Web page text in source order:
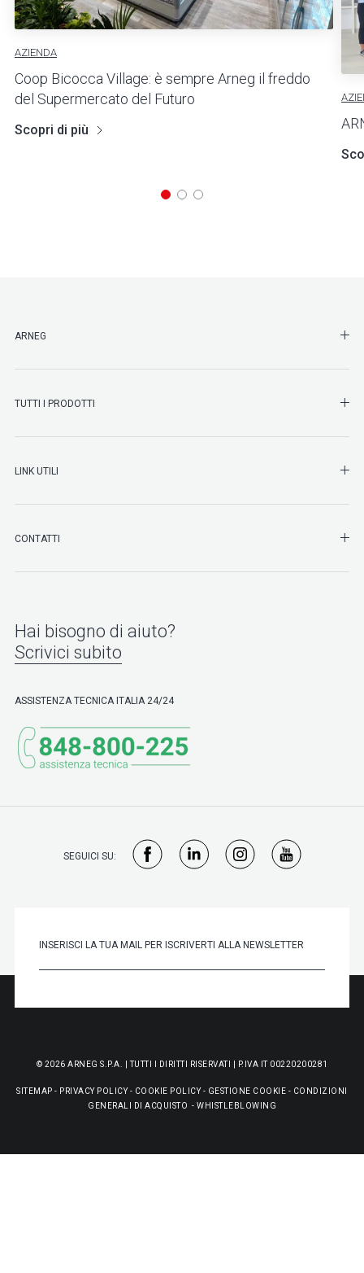
AZIENDA
Coop Bicocca Village: è sempre Arneg il freddo
del Supermercato del Futuro
Scopri di più
ARNEG
TUTTI I PRODOTTI
LINK UTILI
CONTATTI
Hai bisogno di aiuto?
Scrivici subito
ASSISTENZA TECNICA ITALIA 24/24
SEGUICI SU:
© 2026 ARNEG S.P.A. | TUTTI I DIRITTI RISERVATI | P.IVA IT 00220200281
SITEMAP - PRIVACY POLICY - COOKIE POLICY - GESTIONE COOKIE - CONDIZIONI
GENERALI DI ACQUISTO - WHISTLEBLOWING